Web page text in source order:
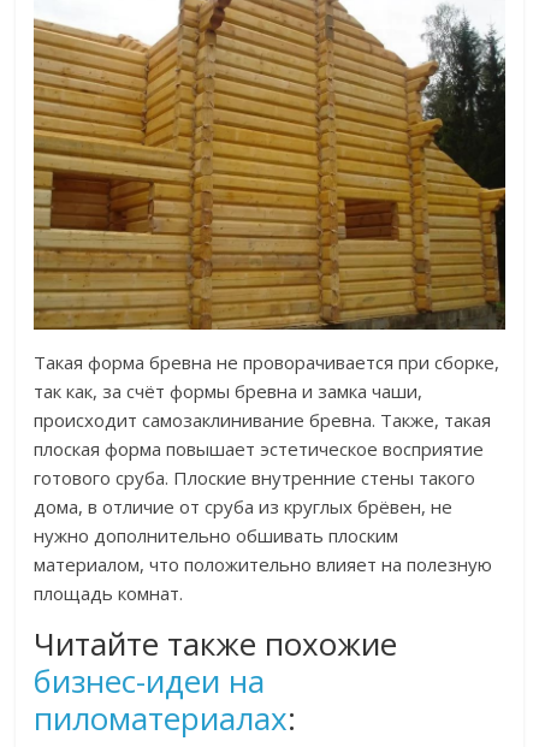
Такая форма бревна не проворачивается при сборке,
так как, за счёт формы бревна и замка чаши,
происходит самозаклинивание бревна. Также, такая
плоская форма повышает эстетическое восприятие
готового сруба. Плоские внутренние стены такого
дома, в отличие от сруба из круглых брёвен, не
нужно дополнительно обшивать плоским
материалом, что положительно влияет на полезную
площадь комнат.
Читайте также похожие
бизнес-идеи на
пиломатериалах: